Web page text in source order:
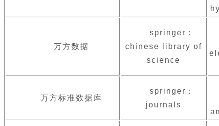
万方数据
springer：
chinese library of
science
万方标准数据库
springer：
journals